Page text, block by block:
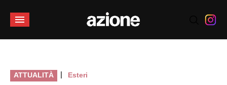
ATTUALITÀ | Esteri